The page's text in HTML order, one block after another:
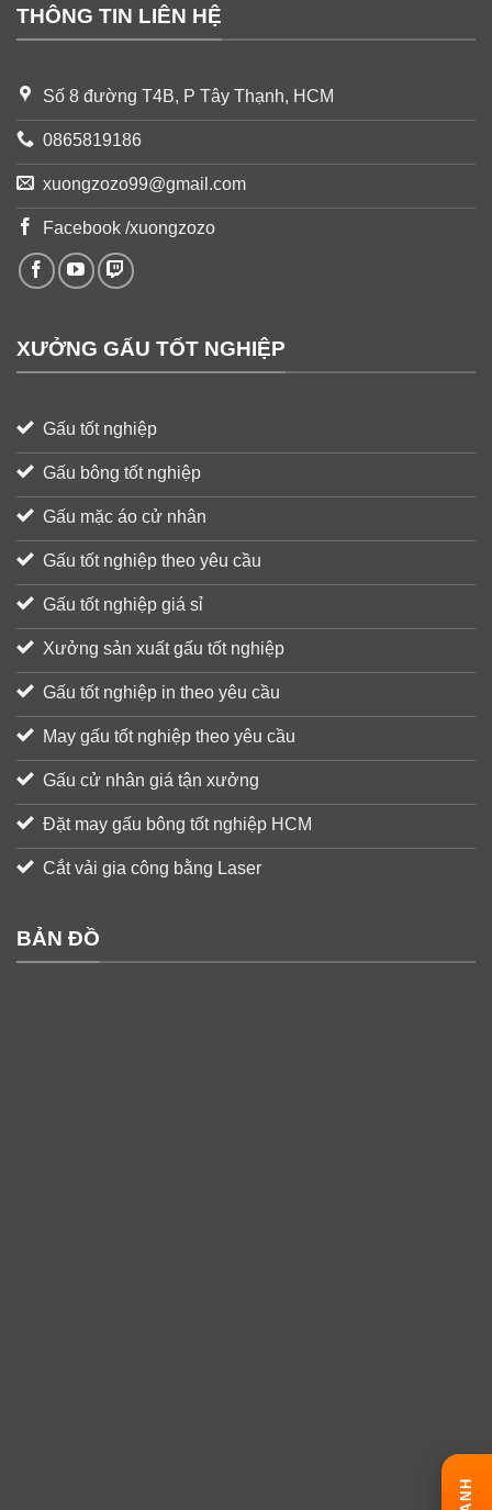
THÔNG TIN LIÊN HỆ
Số 8 đường T4B, P Tây Thạnh, HCM
0865819186
xuongzozo99@gmail.com
Facebook /xuongzozo
XƯỞNG GẤU TỐT NGHIỆP
Gấu tốt nghiệp
Gấu bông tốt nghiệp
Gấu mặc áo cử nhân
Gấu tốt nghiệp theo yêu cầu
Gấu tốt nghiệp giá sỉ
Xưởng sản xuất gấu tốt nghiệp
Gấu tốt nghiệp in theo yêu cầu
May gấu tốt nghiệp theo yêu cầu
Gấu cử nhân giá tận xưởng
Đặt may gấu bông tốt nghiệp HCM
Cắt vải gia công bằng Laser
BẢN ĐỒ